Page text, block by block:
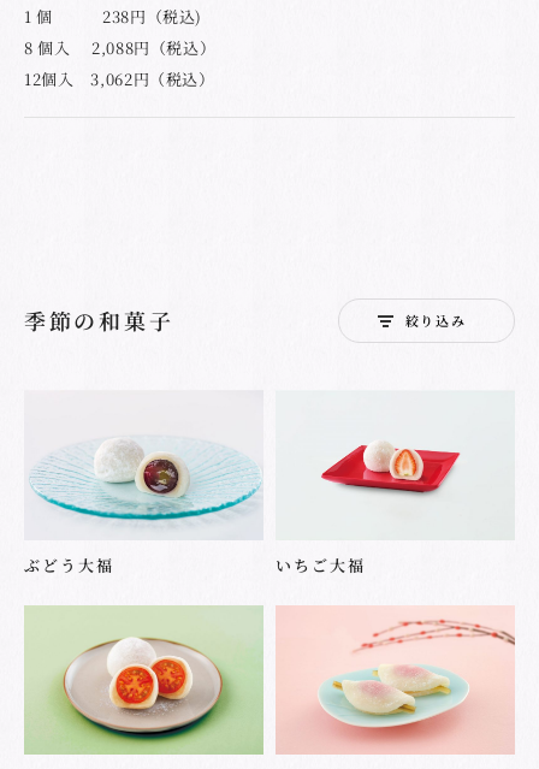
1 個 238円（税込)
8 個入 2,088円（税込）
12個入 3,062円（税込）
季節の和菓子 絞り込み
ぶどう大福 いちご大福